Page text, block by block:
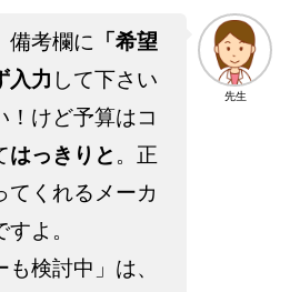
先生
備考欄に 「希望
入力 して下さい
！けど予算はコ
はっきりと 。正
てくれるメーカ
よ。
検討中」は、